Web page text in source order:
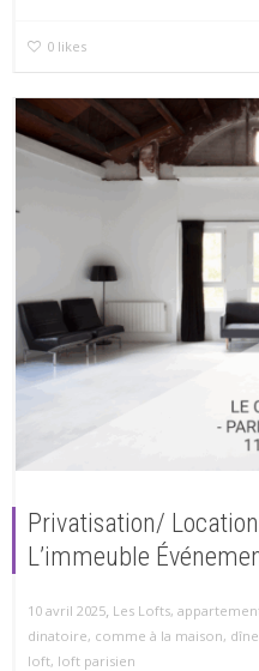
0 likes
Privatisation/
L’immeuble
10 avril 2025, Les Lofts,
dinatoire, comme à la maison,
loft, loft parisien